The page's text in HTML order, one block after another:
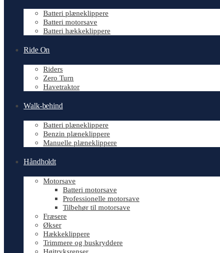
Batteri plæneklippere
Batteri motorsave
Batteri hækkeklippere
Ride On
Riders
Zero Turn
Havetraktor
Walk-behind
Batteri plæneklippere
Benzin plæneklippere
Manuelle plæneklippere
Håndholdt
Motorsave
Batteri motorsave
Professionelle motorsave
Tilbehør til motorsave
Fræsere
Økser
Hækkeklippere
Trimmere og buskryddere